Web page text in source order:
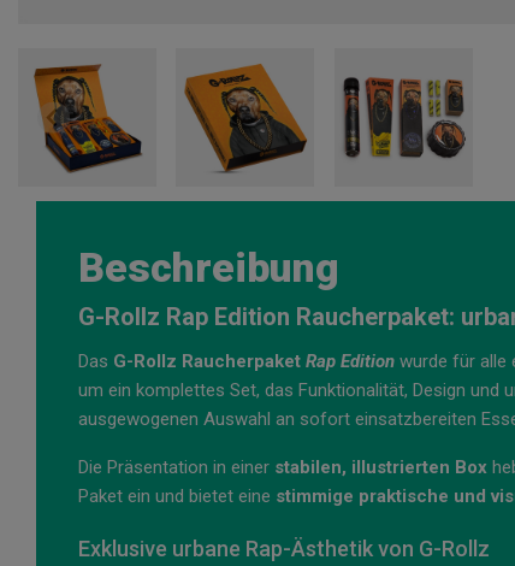
Beschreibung
G-Rollz Rap Edition Raucherpaket:
Das G-Rollz Raucherpaket Rap Edition wurde für alle
um ein komplettes Set, das Funktionalität, Design und
ausgewogenen Auswahl an sofort einsatzbereiten
Die Präsentation in einer stabilen, illustrierten Box
Paket ein und bietet eine stimmige praktische und
Exklusive urbane Rap-Ästhetik von G-Rollz